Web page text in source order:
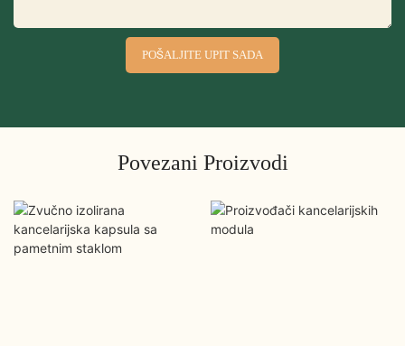
POŠALJITE UPIT SADA
Povezani Proizvodi